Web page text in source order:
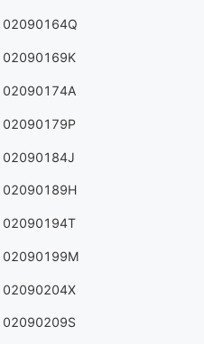
02090164Q
02090169K
02090174A
02090179P
02090184J
02090189H
02090194T
02090199M
02090204X
02090209S